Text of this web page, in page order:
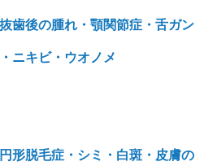
歯後の腫れ・顎関節症・舌ガン
ニキビ・ウオノメ
形脱毛症・シミ・白斑・皮膚の